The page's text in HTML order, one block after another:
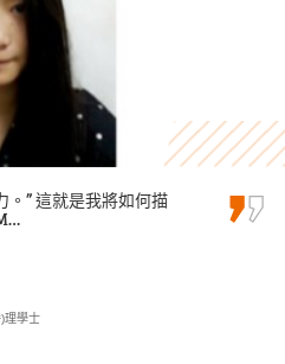
。” 這就是我將如何描
理學士
們，沒有他們的耐心
的成績。
健康教育) (兩年制課程)
級文憑的學生，我起
好書院講師十分有耐